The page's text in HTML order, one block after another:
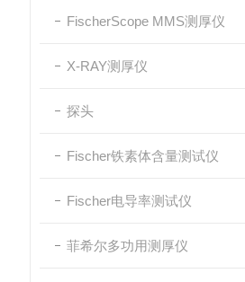
FischerScope MMS测厚仪
X-RAY测厚仪
探头
Fischer铁素体含量测试仪
Fischer电导率测试仪
菲希尔多功用测厚仪